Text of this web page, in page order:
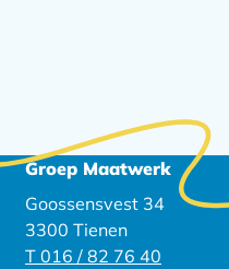
Groep Maatwerk
Goossensvest 34
3300 Tienen
T 016 / 82 76 40